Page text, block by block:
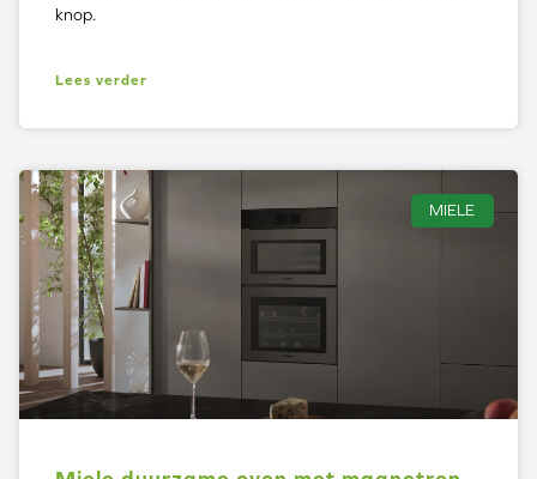
knop.
Lees verder
MIELE